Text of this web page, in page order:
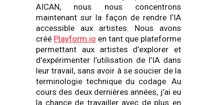
AICAN, nous nous concentrons
maintenant sur la façon de rendre l’IA
accessible aux artistes. Nous avons
créé Playform.io en tant que plateforme
permettant aux artistes d’explorer et
d’expérimenter l’utilisation de l’IA dans
leur travail, sans avoir à se soucier de la
terminologie technique du codage. Au
cours des deux dernières années, j’ai eu
la chance de travailler avec de plus en